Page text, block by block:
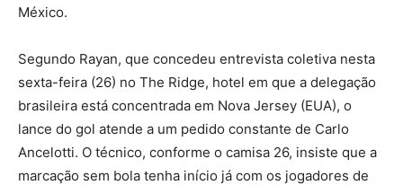
México.
Segundo Rayan, que concedeu entrevista coletiva nesta
sexta-feira (26) no The Ridge, hotel em que a delegação
brasileira está concentrada em Nova Jersey (EUA), o
lance do gol atende a um pedido constante de Carlo
Ancelotti. O técnico, conforme o camisa 26, insiste que a
marcação sem bola tenha início já com os jogadores de